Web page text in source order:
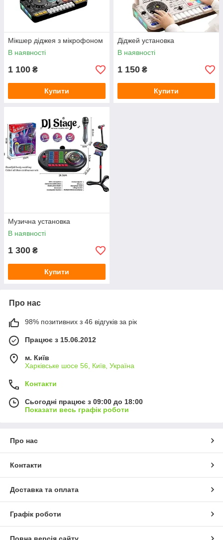
Мікшер діджея з мікрофоном
В наявності
1 100 ₴
Купити
Діджей установка
В наявності
1 150 ₴
Купити
Музична установка
В наявності
1 300 ₴
Купити
Про нас
98% позитивних з 46 відгуків за рік
Працює з 15.06.2012
м. Київ
Харківське шосе 56, Київ, Україна
Контакти
Сьогодні працює з 09:00 до 18:00
Показати весь графік роботи
Про нас
Контакти
Доставка та оплата
Графік роботи